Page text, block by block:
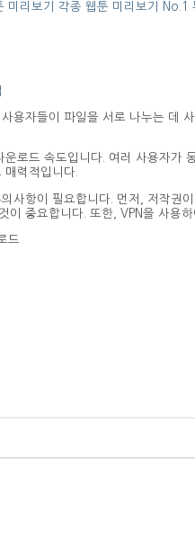
미리보기 각종 웹툰 미리보기 No.1
용자들이 파일을 서로 나누는 데
로드 속도입니다. 여러 사용자가
력적입니다.
사항이 필요합니다. 먼저, 저작권
이 중요합니다. 또한, VPN을 사용
드